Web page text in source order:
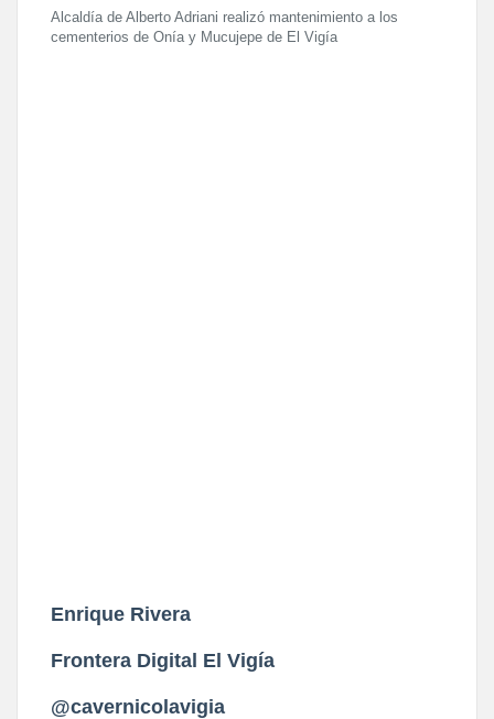
Alcaldía de Alberto Adriani realizó mantenimiento a los
cementerios de Onía y Mucujepe de El Vigía
Enrique Rivera
Frontera Digital El Vigía
@cavernicolavigia